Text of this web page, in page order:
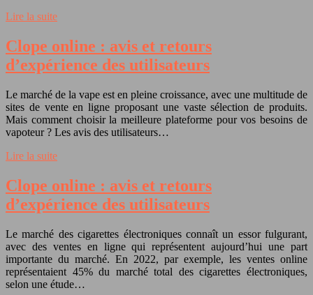
Lire la suite
Clope online : avis et retours
d’expérience des utilisateurs
Le marché de la vape est en pleine croissance, avec une multitude de
sites de vente en ligne proposant une vaste sélection de produits.
Mais comment choisir la meilleure plateforme pour vos besoins de
vapoteur ? Les avis des utilisateurs…
Lire la suite
Clope online : avis et retours
d’expérience des utilisateurs
Le marché des cigarettes électroniques connaît un essor fulgurant,
avec des ventes en ligne qui représentent aujourd’hui une part
importante du marché. En 2022, par exemple, les ventes online
représentaient 45% du marché total des cigarettes électroniques,
selon une étude…